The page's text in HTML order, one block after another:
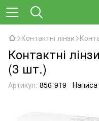
Контактні лінзи
Контактні
(3 шт.)
Артикул: 856-919